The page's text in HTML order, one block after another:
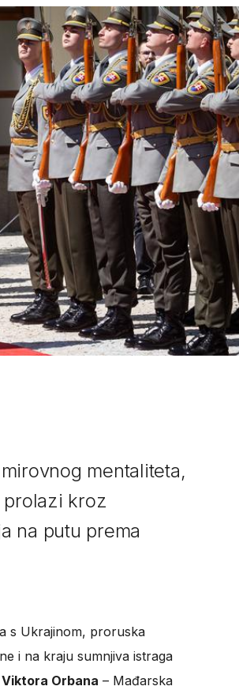
mentaliteta,
prolazi kroz
na putu prema
s Ukrajinom, proruska
i na kraju sumnjiva istraga
Viktora Orbana – Mađarska